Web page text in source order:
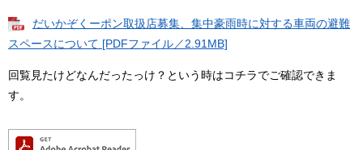
だいかぞくーポン取扱店募集、集中豪雨時に対する車両の避難
スペースについて [PDFファイル／2.91MB]
回覧見たけどなんだったっけ？という時はコチラでご確認できま
す。